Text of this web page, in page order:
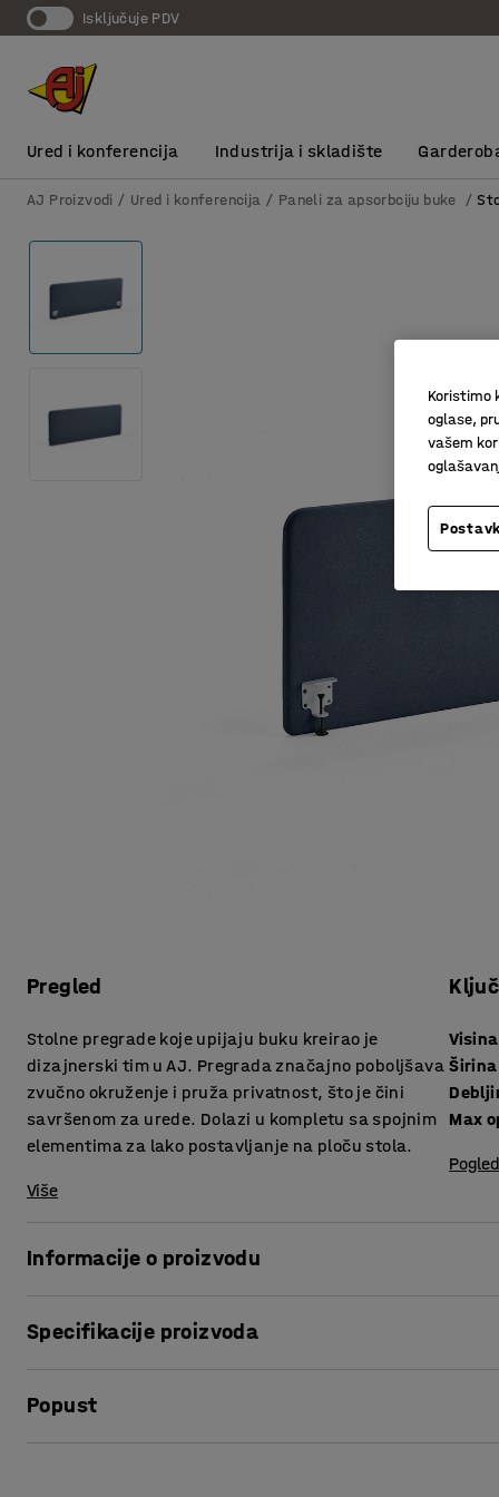
Isključuje PDV
Ured i konferencija Industrija i skladište
AJ Proizvodi Ured i konferencija Paneli za apsorbciju buke
Pregled
Stolne pregrade koje upijaju buku kreirao je
dizajnerski tim u AJ. Pregrada značajno poboljšava
zvučno okruženje i pruža privatnost, što je čini
savršenom za urede. Dolazi u kompletu sa spojnim
elementima za lako postavljanje na ploču stola.
Više
Visina
Širina
Max
Informacije o proizvodu
Pregrade su odlične za stvaranje privatnih, tiših radnih
Pregrade možete opremiti praktičnim policama (prodaju
Specifikacije proizvoda
Širina: 1800
Popust
Koristimo
oglase,
vašem